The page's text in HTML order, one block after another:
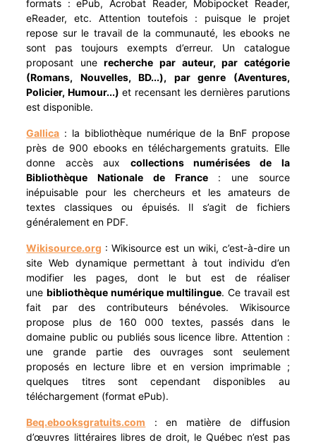
formats : ePub, Acrobat Reader, Mobipocket Reader,
eReader, etc. Attention toutefois : puisque le projet
repose sur le travail de la communauté, les ebooks ne
sont pas toujours exempts d’erreur. Un catalogue
proposant unerecherche par auteur, par catégorie
(Romans, Nouvelles, BD...), par genre (Aventures,
Policier, Humour...)et recensant les dernières parutions
est disponible.
Gallica : la bibliothèque numérique de la BnF propose
près de 900 ebooks en téléchargements gratuits. Elle
donne accès aux collections numérisées de la
Bibliothèque Nationale de France: une source
inépuisable pour les chercheurs et les amateurs de
textes classiques ou épuisés. Il s’agit de fichiers
généralement en PDF.
Wikisource.org : Wikisource est un wiki, c’est-à-dire un
site Web dynamique permettant à tout individu d’en
modifier les pages, dont le but est de réaliser
unebibliothèque numérique multilingue. Ce travail est
fait par des contributeurs bénévoles. Wikisource
propose plus de 160 000 textes, passés dans le
domaine public ou publiés sous licence libre. Attention :
une grande partie des ouvrages sont seulement
proposés en lecture libre et en version imprimable ;
quelques titres sont cependant disponibles au
téléchargement (format ePub).
Beq.ebooksgratuits.com : en matière de diffusion
d’œuvres littéraires libres de droit, le Québec n’est pas